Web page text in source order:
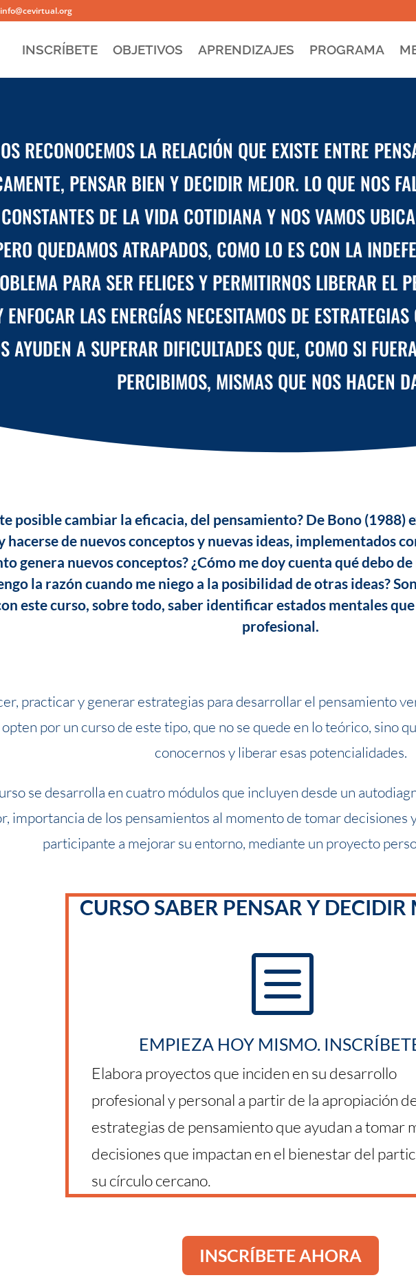
info@cevirtual.org
INSCRÍBETE OBJETIVOS APRENDIZAJES PROGRAMA
RECONOCEMOS LA RELACIÓN QUE EXISTE ENTRE
PENSAR BIEN Y DECIDIR MEJOR. LO QUE NOS
DE LA VIDA COTIDIANA Y NOS VAMOS
QUEDAMOS ATRAPADOS, COMO LO ES CON LA
PARA SER FELICES Y PERMITIRNOS LIBERAR EL
ENFOCAR LAS ENERGÍAS NECESITAMOS DE
AYUDEN A SUPERAR DIFICULTADES QUE, COMO SI
PERCIBIMOS, MISMAS QUE NOS HACEN
posible cambiar la eficacia, del pensamiento? De Bono (1988)
de nuevos conceptos y nuevas ideas, implementados
genera nuevos conceptos? ¿Cómo me doy cuenta qué debo
la razón cuando me niego a la posibilidad de otras ideas?
este curso, sobre todo, saber identificar estados mentales
profesional.
practicar y generar estrategias para desarrollar el pensamiento
por un curso de este tipo, que no se quede en lo teórico, sino
conocernos y liberar esas potencialidades.
se desarrolla en cuatro módulos que incluyen desde un
importancia de los pensamientos al momento de tomar decisiones
participante a mejorar su entorno, mediante un proyecto
CURSOSABER PENSAR Y DECIDIR
b
EMPIEZA HOY MISMO.
Elabora proyectos que inciden en su desarrollo
profesional y personal a partir de la apropiación
estrategias de pensamiento que ayudan a tomar
decisiones que impactan en el bienestar del
su círculo cercano.
INSCRÍBETE AHORA